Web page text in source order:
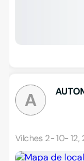
A
Vilches 2- 10- 12,